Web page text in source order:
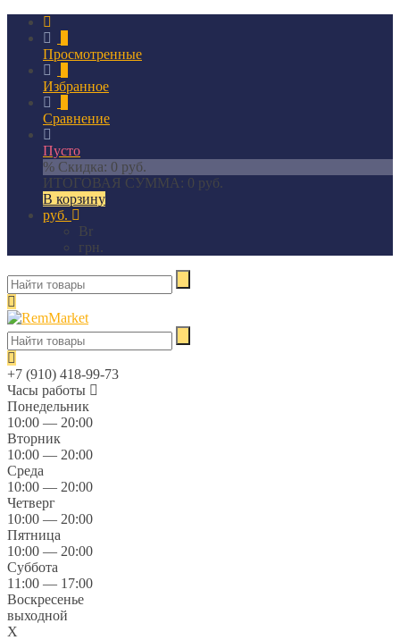
Просмотренные
Избранное
Сравнение
Пусто
% Скидка: 0 руб.
ИТОГОВАЯ СУММА: 0 руб.
В корзину
руб.
Br
грн.
+7 (910) 418-99-73
Часы работы
Понедельник
10:00 — 20:00
Вторник
10:00 — 20:00
Среда
10:00 — 20:00
Четверг
10:00 — 20:00
Пятница
10:00 — 20:00
Суббота
11:00 — 17:00
Воскресенье
выходной
X